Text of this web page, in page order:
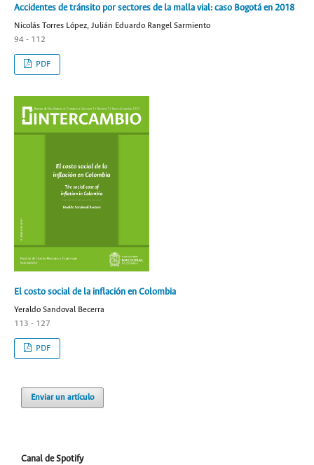
Accidentes de tránsito por sectores de la malla vial: caso Bogotá en 2018
Nicolás Torres López, Julián Eduardo Rangel Sarmiento
94 - 112
PDF
El costo social de la inflación en Colombia
Yeraldo Sandoval Becerra
113 - 127
PDF
Enviar un artículo
Canal de Spotify